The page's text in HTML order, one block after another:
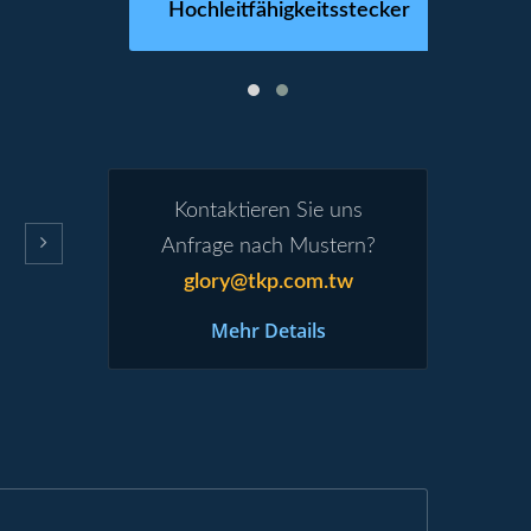
Hochleitfähigkeitsstecker
Kontaktieren Sie uns
Anfrage nach Mustern?
glory@tkp.com.tw
Mehr Details